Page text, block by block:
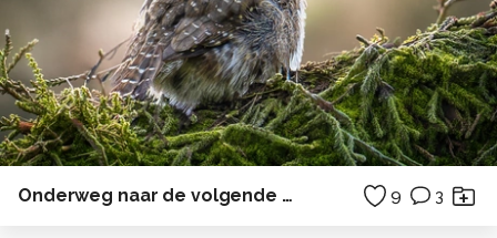
Onderweg naar de volgende bestemming. 9 3